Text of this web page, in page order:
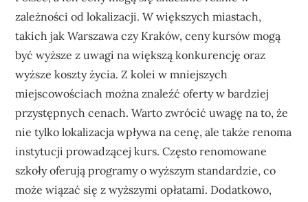
zależności od lokalizacji. W większych miastach,
takich jak Warszawa czy Kraków, ceny kursów mogą
być wyższe z uwagi na większą konkurencję oraz
wyższe koszty życia. Z kolei w mniejszych
miejscowościach można znaleźć oferty w bardziej
przystępnych cenach. Warto zwrócić uwagę na to, że
nie tylko lokalizacja wpływa na cenę, ale także renoma
instytucji prowadzącej kurs. Często renomowane
szkoły oferują programy o wyższym standardzie, co
może wiązać się z wyższymi opłatami. Dodatkowo,